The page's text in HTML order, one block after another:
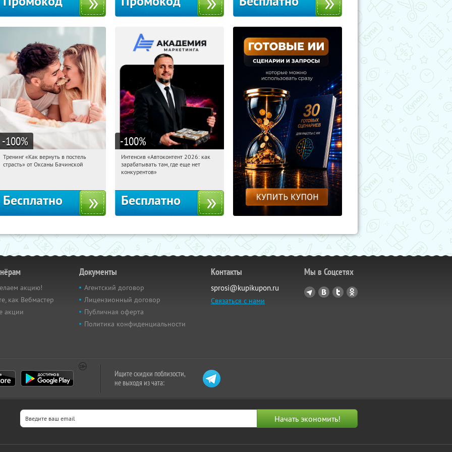
-100%
15:58:06 Получили:
Тренинг «Как вернуть в постель
страсть» от Оксаны Бачинской
Бесплатно
-100%
15:58:06 Получили:
Россия
Интенсив «Автоконтент 2026: как
зарабатывать там, где еще нет
конкурентов»
Бесплатно
акцию!
как Вебмастер
акции
Документы
Агентский договор
Лицензионный договор
Публичная оферта
Политика конфиденциальности
Контакты
sprosi@kupikupon.ru
Связаться с нами
Мы в Соцсетях
Ищите скидки поблизости,
не выходя из чата: